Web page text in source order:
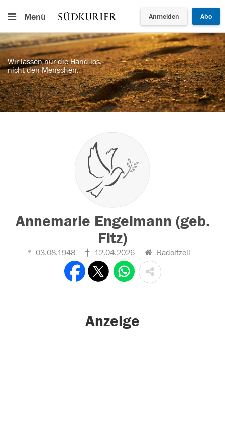
Menü Anmelden Abo
Wir lassen nur die Hand los,
nicht den Menschen.
Annemarie Engelmann (geb.
Fitz)
03.08.1948 12.04.2026 Radolfzell
Anzeige